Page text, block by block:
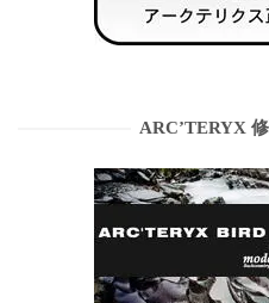
ARC’TERYX